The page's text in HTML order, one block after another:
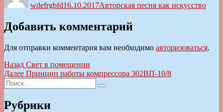
wdefrgbfd16.10.2017Авторская песня как искусство
Добавить комментарий
Для отправки комментария вам необходимо авторизоваться.
Навигация
по
записям
Назад Предыдущая
запись:
Свет в помещении
Далее Следующая
Принцип работы компрессора 302ВП-10/8
Искать:
Поиск
Рубрики